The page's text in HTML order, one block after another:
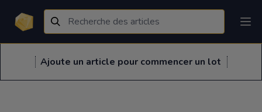
Ajoute un article pour commencer un lot